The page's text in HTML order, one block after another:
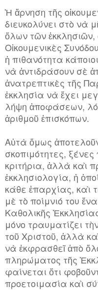
Ἡ ἄρνηση τῆς
διευκολύνει στὸ νὰ
ὅλων τῶν ἐκκλησιῶν,
Οἰκουμενικὲς
ἡ πιθανότητα
νὰ ἀντιδράσουν σὲ
ἀνατρεπτικὲς τῆς
ἐκκλησία νὰ ἔχει
λήψη ἀποφάσεων,
ἀριθμοῦ ἐπισκόπων.
Αὐτὰ ὅμως
σκοπιμότητες,
κριτήρια, ἀλλὰ καὶ
ἐκκλησιολογία, ἡ
κάθε ἐπαρχίας, καὶ
μὲ τὸ ποίμνιό του
Καθολικῆς
μόνο τραυματίζει
τοῦ Χριστοῦ, ἀλλὰ
νὰ ἐκφρασθεῖ ἀπὸ
πληρώματος τῆς
φαίνεται ὅτι
προετοιμασία καὶ